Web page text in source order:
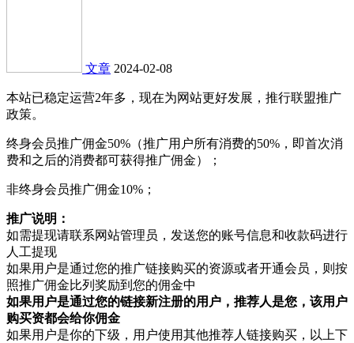
文章 2024-02-08
本站已稳定运营2年多，现在为网站更好发展，推行联盟推广
政策。
终身会员推广佣金50%（推广用户所有消费的50%，即首次消
费和之后的消费都可获得推广佣金）；
非终身会员推广佣金10%；
推广说明：
如需提现请联系网站管理员，发送您的账号信息和收款码进行
人工提现
如果用户是通过您的推广链接购买的资源或者开通会员，则按
照推广佣金比列奖励到您的佣金中
如果用户是通过您的链接新注册的用户，推荐人是您，该用户
购买资都会给你佣金
如果用户是你的下级，用户使用其他推荐人链接购买，以上下